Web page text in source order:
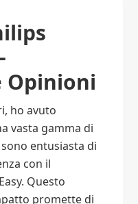
Opinioni
ho avuto
vasta gamma di
entusiasta di
con il
Questo
promette di